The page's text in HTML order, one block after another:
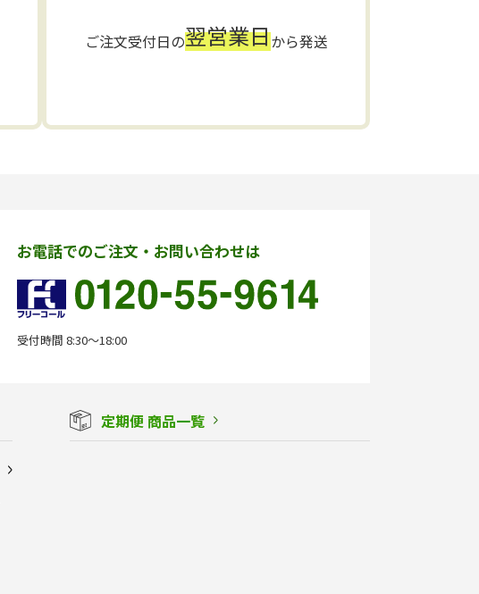
ご注文受付日の翌営業日から発送
お電話でのご注文・お問い合わせは
受付時間 8:30〜18:00
定期便 商品一覧